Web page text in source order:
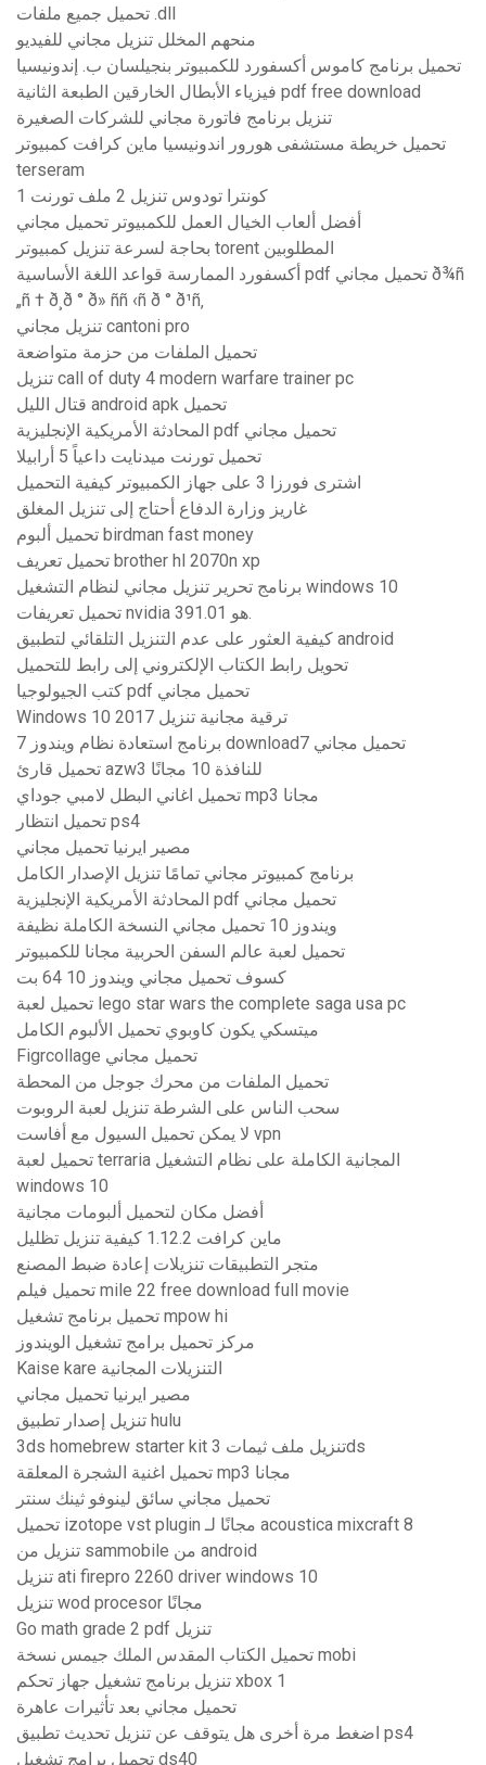
تحميل جميع ملفات .dll
منحهم المخلل تنزيل مجاني للفيديو
تحميل برنامج كاموس أكسفورد للكمبيوتر بنجيلسان ب. إندونيسيا
فيزياء الأبطال الخارقين الطبعة الثانية pdf free download
تنزيل برنامج فاتورة مجاني للشركات الصغيرة
تحميل خريطة مستشفى هورور اندونيسيا ماين كرافت كمبيوتر
terseram
1 كونترا تودوس تنزيل 2 ملف تورنت
أفضل ألعاب الخيال العمل للكمبيوتر تحميل مجاني
بحاجة لسرعة تنزيل كمبيوتر torent المطلوبين
أكسفورد الممارسة قواعد اللغة الأساسية pdf تحميل مجاني ð¾ñ
„ñ † ð¸ð ° ð» ññ ‹ñ ð ° ð¹ñ‚
تنزيل مجاني cantoni pro
تحميل الملفات من حزمة متواضعة
تنزيل call of duty 4 modern warfare trainer pc
قتال الليل android apk تحميل
المحادثة الأمريكية الإنجليزية pdf تحميل مجاني
تحميل تورنت ميدنايت داعياً 5 أرابيلا
اشترى فورزا 3 على جهاز الكمبيوتر كيفية التحميل
غاريز وزارة الدفاع أحتاج إلى تنزيل المغلق
تحميل ألبوم birdman fast money
تحميل تعريف brother hl 2070n xp
برنامج تحرير تنزيل مجاني لنظام التشغيل windows 10
تحميل تعريفات nvidia هو 391.01.
كيفية العثور على عدم التنزيل التلقائي لتطبيق android
تحويل رابط الكتاب الإلكتروني إلى رابط للتحميل
كتب الجيولوجيا pdf تحميل مجاني
Windows 10 ترقية مجانية تنزيل 2017
برنامج استعادة نظام ويندوز 7 download7 تحميل مجاني
تحميل قارئ azw3 للنافذة 10 مجانًا
تحميل اغاني البطل لامبي جوداي mp3 مجانا
تحميل انتظار ps4
مصير ايرنيا تحميل مجاني
برنامج كمبيوتر مجاني تمامًا تنزيل الإصدار الكامل
المحادثة الأمريكية الإنجليزية pdf تحميل مجاني
ويندوز 10 تحميل مجاني النسخة الكاملة نظيفة
تحميل لعبة عالم السفن الحربية مجانا للكمبيوتر
كسوف تحميل مجاني ويندوز 10 64 بت
تحميل لعبة lego star wars the complete saga usa pc
ميتسكي يكون كاوبوي تحميل الألبوم الكامل
Figrcollage تحميل مجاني
تحميل الملفات من محرك جوجل من المحطة
سحب الناس على الشرطة تنزيل لعبة الروبوت
لا يمكن تحميل السيول مع أفاست vpn
تحميل لعبة terraria المجانية الكاملة على نظام التشغيل
windows 10
أفضل مكان لتحميل ألبومات مجانية
ماين كرافت 1.12.2 كيفية تنزيل تظليل
متجر التطبيقات تنزيلات إعادة ضبط المصنع
تحميل فيلم mile 22 free download full movie
تحميل برنامج تشغيل mpow hi
مركز تحميل برامج تشغيل الويندوز
Kaise kare التنزيلات المجانية
مصير ايرنيا تحميل مجاني
تنزيل إصدار تطبيق hulu
3ds homebrew starter kit تنزيل ملف ثيمات 3ds
تحميل اغنية الشجرة المعلقة mp3 مجانا
تحميل مجاني سائق لينوفو ثينك سنتر
تحميل izotope vst plugin مجانًا لـ acoustica mixcraft 8
تنزيل من sammobile من android
تنزيل ati firepro 2260 driver windows 10
تنزيل wod procesor مجانًا
Go math grade 2 pdf تنزيل
تحميل الكتاب المقدس الملك جيمس نسخة mobi
تنزيل برنامج تشغيل جهاز تحكم xbox 1
تحميل مجاني بعد تأثيرات عاهرة
اضغط مرة أخرى هل يتوقف عن تنزيل تحديث تطبيق ps4
تحميل برامج تشغيل ds40